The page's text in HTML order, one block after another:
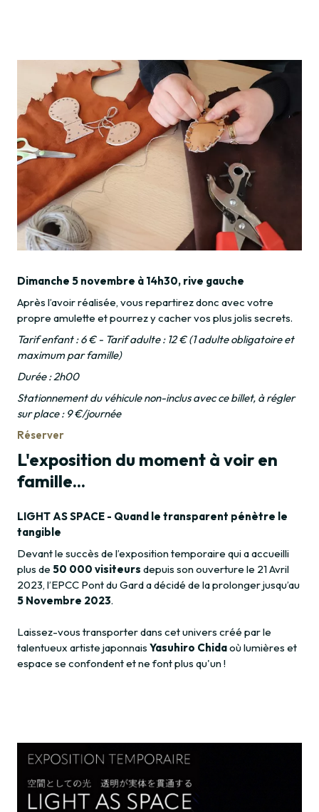
Dimanche 5 novembre à 14h30, rive gauche
Après l’avoir réalisée, vous repartirez donc avec votre
propre amulette et pourrez y cacher vos plus jolis secrets.
Tarif enfant : 6 € - Tarif adulte : 12 € (1 adulte obligatoire et
maximum par famille)
Durée : 2h00
Stationnement du véhicule non-inclus avec ce billet, à régler
sur place : 9 €/journée
Réserver
L'exposition du moment à voir en
famille...
LIGHT AS SPACE - Quand le transparent pénètre le
tangible
Devant le succès de l’exposition temporaire qui a accueilli
plus de 50 000 visiteurs depuis son ouverture le 21 Avril
2023, l’EPCC Pont du Gard a décidé de la prolonger jusqu’au
5 Novembre 2023.
Laissez-vous transporter dans cet univers créé par le
talentueux artiste japonnais Yasuhiro Chidaoù lumières et
espace se confondent et ne font plus qu'un !